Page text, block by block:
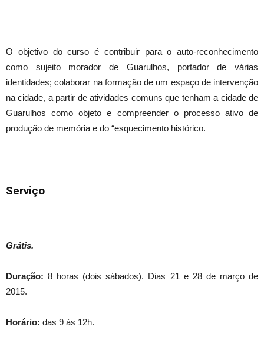
O objetivo do curso é contribuir para o auto-reconhecimento
como sujeito morador de Guarulhos, portador de várias
identidades; colaborar na formação de um espaço de intervenção
na cidade, a partir de atividades comuns que tenham a cidade de
Guarulhos como objeto e compreender o processo ativo de
produção de memória e do “esquecimento histórico.
Serviço
Grátis.
Duração: 8 horas (dois sábados). Dias 21 e 28 de março de
2015.
Horário: das 9 às 12h.